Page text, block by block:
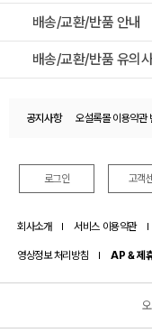
배송/교환/반품 안내
배송/교환/반품 유의
공지사항
오설록몰 이용약
로그인 고객
회사소개 서비스 이용약관
영상정보 처리방침 AP & 제